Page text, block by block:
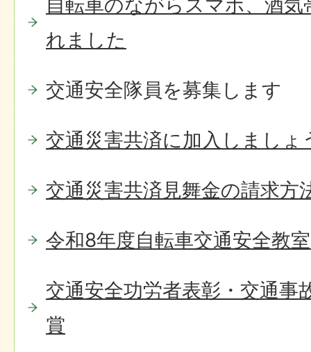
自転車のながらスマホ、酒
れました
交通安全隊員を募集します
交通災害共済に加入しましょ
交通災害共済見舞金の請求方
令和8年度自転車交通安全教
交通安全功労者表彰・交通事
賞